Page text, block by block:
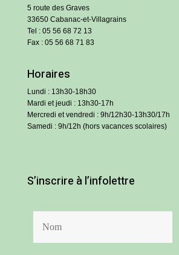
5 route des Graves
33650 Cabanac-et-Villagrains
Tel : 05 56 68 72 13
Fax : 05 56 68 71 83
Horaires
Lundi : 13h30-18h30
Mardi et jeudi : 13h30-17h
Mercredi et vendredi : 9h/12h30-13h30/17h
Samedi : 9h/12h (hors vacances scolaires)
S’inscrire à l’infolettre